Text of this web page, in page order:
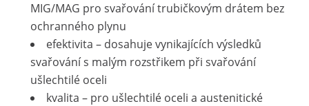
MIG/MAG pro svařování trubičkovým drátem bez
ochranného plynu
efektivita – dosahuje vynikajících výsledků
svařování s malým rozstřikem při svařování
ušlechtilé oceli
kvalita – pro ušlechtilé oceli a austenitické